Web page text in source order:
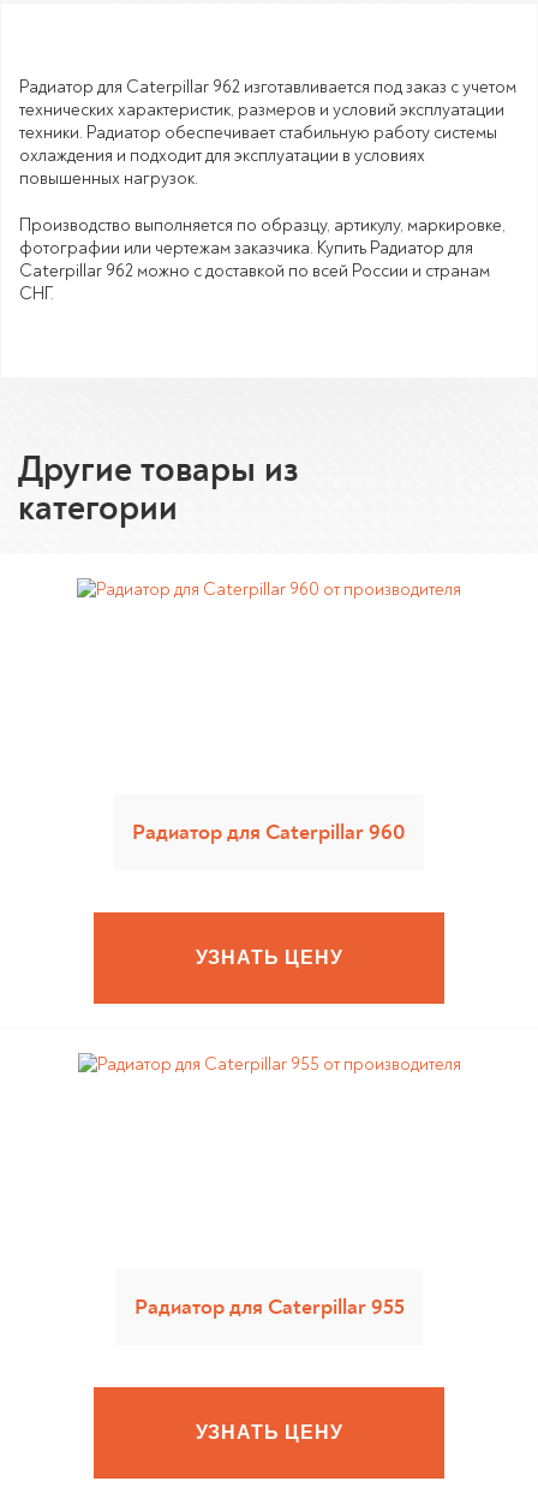
Радиатор для Caterpillar 962 изготавливается под заказ с учетом
технических характеристик, размеров и условий эксплуатации
техники. Радиатор обеспечивает стабильную работу системы
охлаждения и подходит для эксплуатации в условиях
повышенных нагрузок.
Производство выполняется по образцу, артикулу, маркировке,
фотографии или чертежам заказчика. Купить Радиатор для
Caterpillar 962 можно с доставкой по всей России и странам
СНГ.
Другие товары из
категории
Радиатор для Caterpillar 960
УЗНАТЬ ЦЕНУ
Радиатор для Caterpillar 955
УЗНАТЬ ЦЕНУ